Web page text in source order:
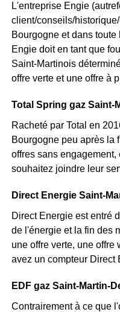
L'entreprise Engie
client/conseils/
Bourgogne et dans
Engie doit en tant que
Saint-Martinois
offre verte et une offre à
Total Spring gaz Saint-
Racheté par Total en
Bourgogne peu après la
offres sans
souhaitez joindre leur
Direct Energie Saint-
Direct Energie est entré
de l'énergie et la fin des
une offre verte, une
avez un compteur Direct
EDF gaz Saint-Martin-
Contrairement à ce que